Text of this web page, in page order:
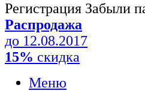
Регистрация Забыли
Распродажа
до 12.08.2017
15% скидка
Меню